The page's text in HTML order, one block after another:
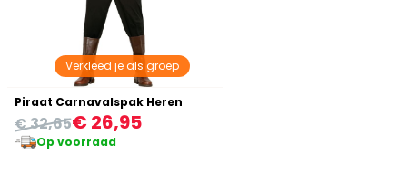
Verkleed je als groep
Piraat Carnavalspak Heren
€ 26,95
€ 32,65
Op voorraad